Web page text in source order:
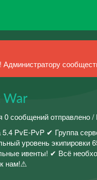
War
0 сообщений отправлено /
PvE-PvP ✔ Группа
уровень
ивенты! ✔ Всё
нам!⚠